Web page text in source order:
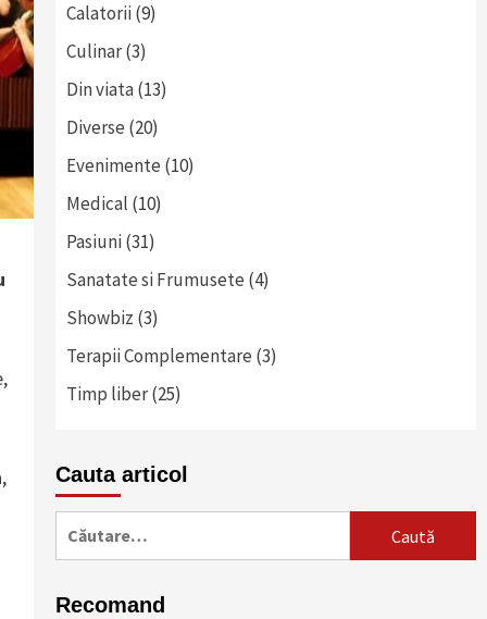
Calatorii(9)
Culinar(3)
Din viata(13)
Diverse (20)
Evenimente (10)
Medical (10)
Pasiuni(31)
Sanatate si Frumusete (4)
Showbiz (3)
Terapii Complementare (3)
Timp liber(25)
Cauta articol
Caută
Recomand